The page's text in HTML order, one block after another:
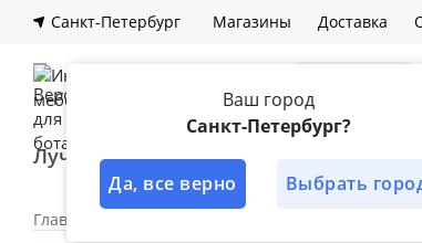
Ваш город
Санкт-Петербург?
Да, все верно Выбрать
Санкт-Петербург Магазины Доставка
Лучшее решение
Главная